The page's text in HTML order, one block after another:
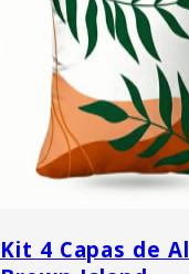
Kit 4 Capas de